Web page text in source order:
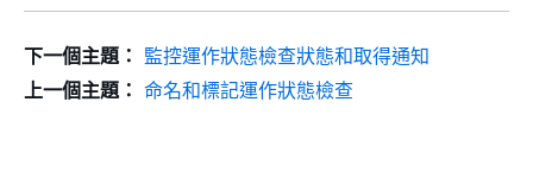
下一個主題： 監控運作狀態檢查狀態和取得通知
上一個主題： 命名和標記運作狀態檢查